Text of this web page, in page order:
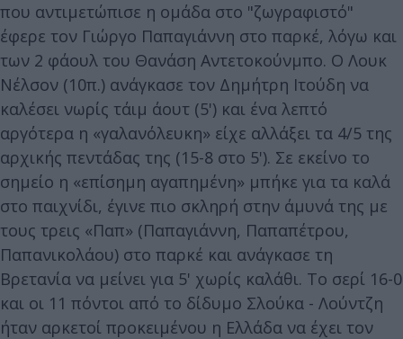
που αντιμετώπισε η ομάδα στο "ζωγραφιστό"
έφερε τον Γιώργο Παπαγιάννη στο παρκέ, λόγω και
των 2 φάουλ του Θανάση Αντετοκούνμπο. Ο Λουκ
Νέλσον (10π.) ανάγκασε τον Δημήτρη Ιτούδη να
καλέσει νωρίς τάιμ άουτ (5') και ένα λεπτό
αργότερα η «γαλανόλευκη» είχε αλλάξει τα 4/5 της
αρχικής πεντάδας της (15-8 στο 5'). Σε εκείνο το
σημείο η «επίσημη αγαπημένη» μπήκε για τα καλά
στο παιχνίδι, έγινε πιο σκληρή στην άμυνά της με
τους τρεις «Παπ» (Παπαγιάννη, Παπαπέτρου,
Παπανικολάου) στο παρκέ και ανάγκασε τη
Βρετανία να μείνει για 5' χωρίς καλάθι. Το σερί 16-0
και οι 11 πόντοι από το δίδυμο Σλούκα - Λούντζη
ήταν αρκετοί προκειμένου η Ελλάδα να έχει τον